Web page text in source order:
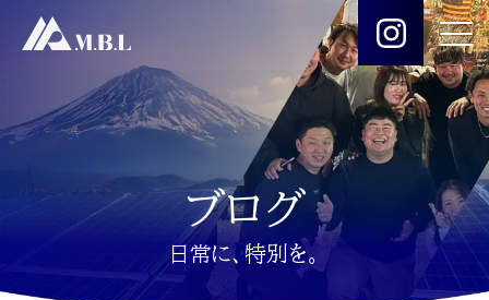
ブログ
日常に、特別を。